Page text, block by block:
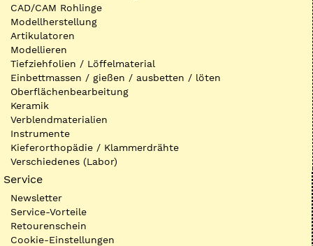
CAD/CAM Rohlinge
Modellherstellung
Artikulatoren
Modellieren
Tiefziehfolien / Löffelmaterial
Einbettmassen / gießen / ausbetten / löten
Oberflächenbearbeitung
Keramik
Verblendmaterialien
Instrumente
Kieferorthopädie / Klammerdrähte
Verschiedenes (Labor)
Service
Newsletter
Service-Vorteile
Retourenschein
Cookie-Einstellungen